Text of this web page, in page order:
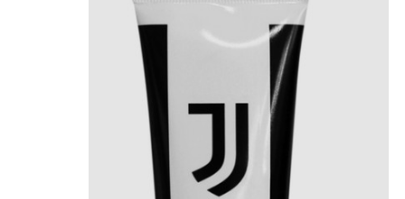
Trattamento Collo e Decolleté
Trattamento Corpo
Trattamento Anticellulite
Trattamento Mani e Piedi
Trattamento Unghie
Trattamento Deodoranti
Cofanetti Trattamento Viso
Cofanetti Trattamento Corpo